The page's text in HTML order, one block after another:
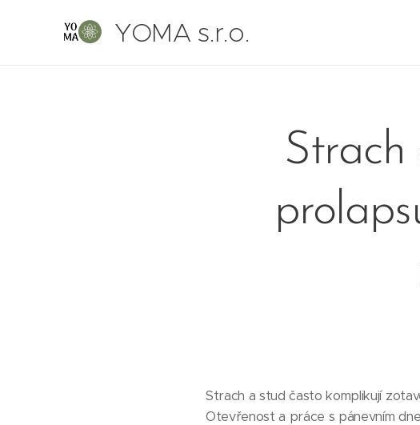
YOMA s.r.o.
Strach
Strach a stud často komplikují
Otevřenost a práce s pánevním